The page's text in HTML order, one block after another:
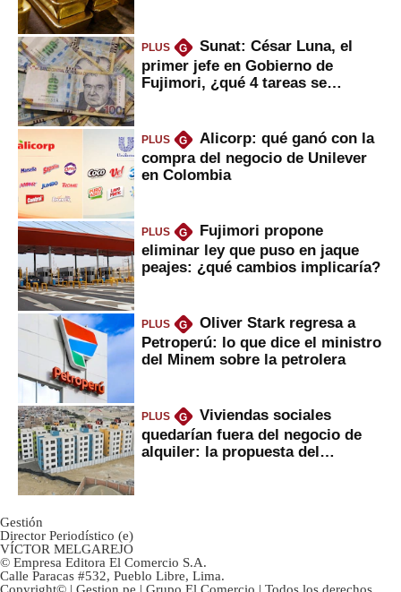
PLUS G
Sunat: César Luna, el
primer jefe en Gobierno de
Fujimori, ¿qué 4 tareas se
PLUS G
Alicorp: qué ganó con la
compra del negocio de Unilever
en Colombia
PLUS G
Fujimori propone
eliminar ley que puso en jaque
peajes: ¿qué cambios implicaría?
PLUS G
Oliver Stark regresa a
Petroperú: lo que dice el ministro
del Minem sobre la petrolera
PLUS G
Viviendas sociales
quedarían fuera del negocio de
alquiler: la propuesta del
Gestión
Director Periodístico (e)
VÍCTOR MELGAREJO
© Empresa Editora El Comercio S.A.
Calle Paracas #532, Pueblo Libre, Lima.